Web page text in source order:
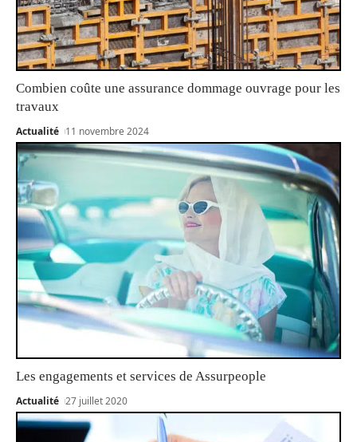
Combien coûte une assurance dommage ouvrage pour les
travaux
Actualité 11 novembre 2024
Les engagements et services de Assurpeople
Actualité 27 juillet 2020